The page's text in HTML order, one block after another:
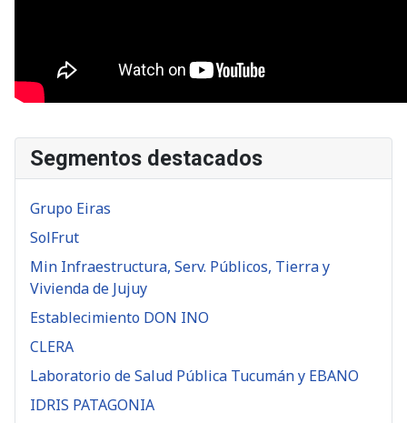
Segmentos destacados
Grupo Eiras
SolFrut
Min Infraestructura, Serv. Públicos, Tierra y
Vivienda de Jujuy
Establecimiento DON INO
CLERA
Laboratorio de Salud Pública Tucumán y EBANO
IDRIS PATAGONIA